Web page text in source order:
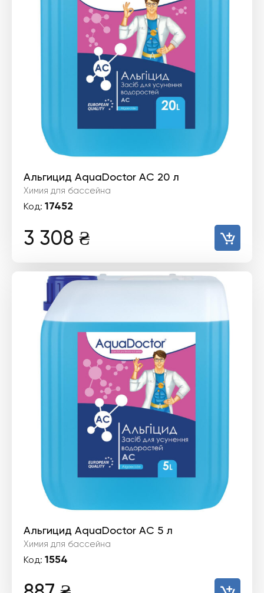
Альгицид AquaDoctor AC 20 л
Химия для бассейна
Код: 17452
3 308 ₴
Альгицид AquaDoctor AC 5 л
Химия для бассейна
Код: 1554